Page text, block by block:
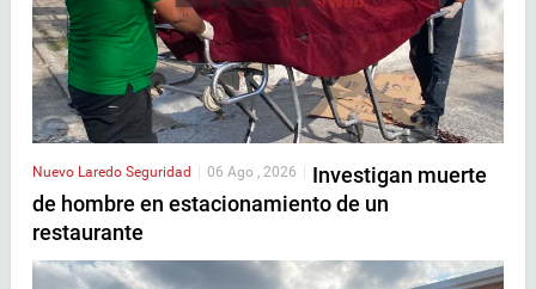
Nuevo Laredo Seguridad 06 Ago , 2026
Investigan muerte
de hombre en estacionamiento de un
restaurante